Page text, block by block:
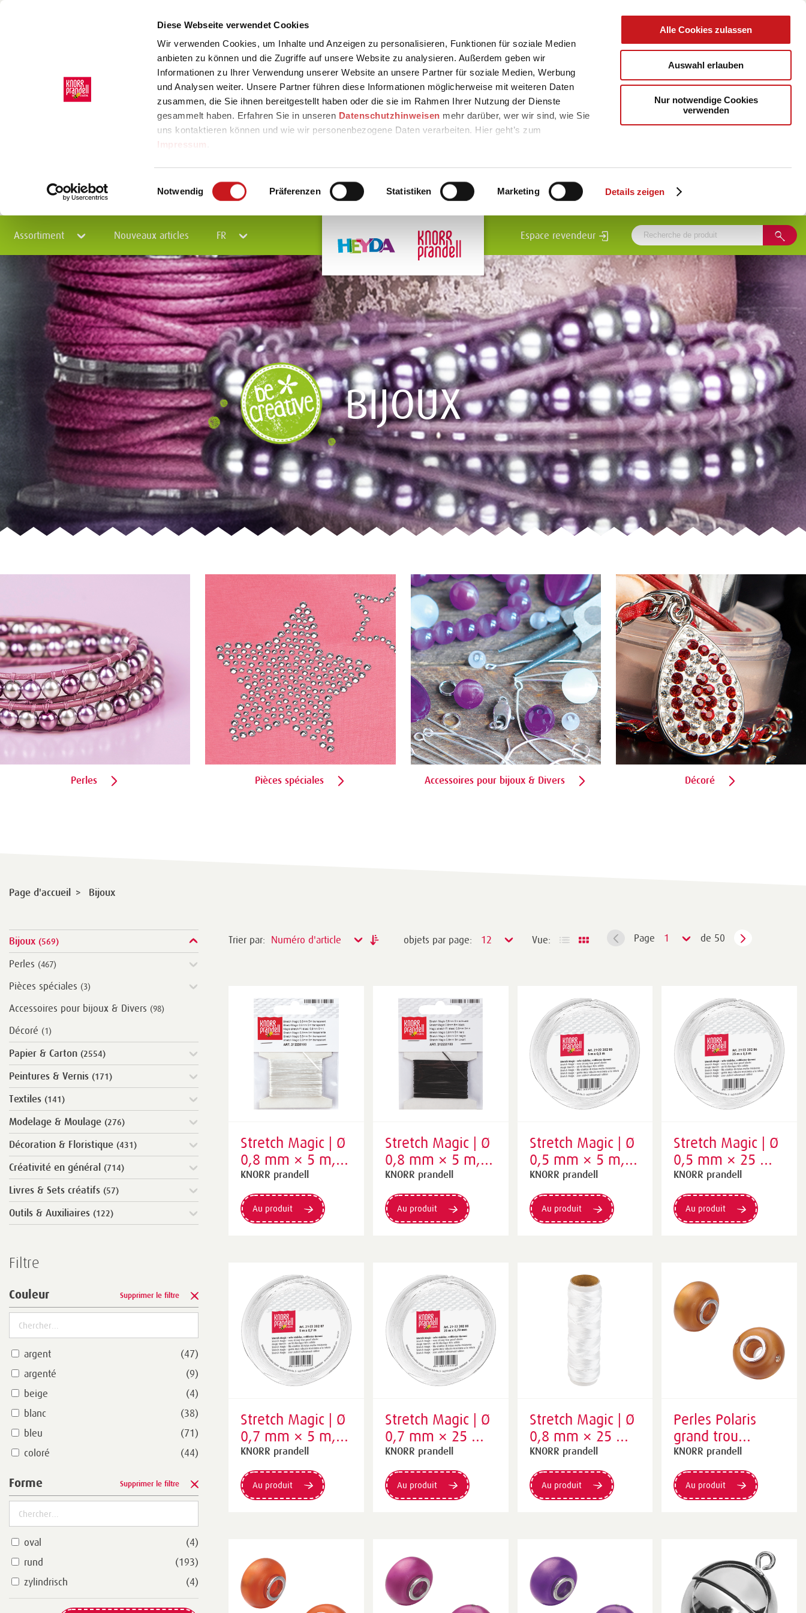
Diese Webseite verwendet Cookies
Wir verwenden Cookies, um Inhalte und Anzeigen zu personalisieren, Funktionen für soziale Medien
anbieten zu können und die Zugriffe auf unsere Website zu analysieren. Außerdem geben wir
Informationen zu Ihrer Verwendung unserer Website an unsere Partner für soziale Medien, Werbung
und Analysen weiter. Unsere Partner führen diese Informationen möglicherweise mit weiteren Daten
zusammen, die Sie ihnen bereitgestellt haben oder die sie im Rahmen Ihrer Nutzung der Dienste
gesammelt haben. Erfahren Sie in unseren Datenschutzhinweisen mehr darüber, wer wir sind, wie Sie
uns kontaktieren können und wie wir personenbezogene Daten verarbeiten. Hier geht’s zum
Impressum
Einwilligungsauswahl
Notwendig Präferenzen Statistiken Marketing Details zeigen
Alle Cookies zulassen
Auswahl erlauben
Nur notwendige Cookies
verwenden
Assortiment Nouveaux articles FR Espace revendeur
BIJOUX
Perles Pièces spéciales Accessoires pour bijoux & Divers Décoré
Page d'accueil > Bijoux
Bijoux (569)
Perles (467)
Pièces spéciales (3)
Accessoires pour bijoux & Divers (98)
Décoré (1)
Papier & Carton (2554)
Peintures & Vernis (171)
Textiles (141)
Modelage & Moulage (276)
Décoration & Floristique (431)
Créativité en général (714)
Livres & Sets créatifs (57)
Outils & Auxiliaires (122)
Filtre
Couleur Supprimer le filtre
argent
(47)
argenté
(9)
beige
(4)
blanc
(38)
bleu
(71)
coloré
(44)
gris
(12)
jaune
Forme Supprimer le filtre
oval
(4)
rund
(193)
zylindrisch
(4)
Trier par: Numéro d'article objets par page: 12 Vue: Page 1 de 50
Stretch Magic | Ø
0,8 mm × 5 m,
transparent
KNORR prandell
Au produit
Stretch Magic | Ø
0,8 mm × 5 m,
black
KNORR prandell
Au produit
Stretch Magic | Ø
0,5 mm × 5 m,
transparent
KNORR prandell
Au produit
Stretch Magic | Ø
0,5 mm × 25 m,
transparent
KNORR prandell
Au produit
Stretch Magic | Ø
0,7 mm × 5 m,
transparent
KNORR prandell
Au produit
Stretch Magic | Ø
0,7 mm × 25 m,
transparent
KNORR prandell
Au produit
Stretch Magic | Ø
0,8 mm × 25 m,
transparent
KNORR prandell
Au produit
Perles Polaris
grand trou
assorties | Ø 14
mm, cuivré
KNORR prandell
Au produit